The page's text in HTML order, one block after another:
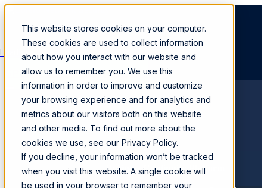
This website stores cookies on your computer.
These cookies are used to collect information
about how you interact with our website and
allow us to remember you. We use this
information in order to improve and customize
your browsing experience and for analytics and
metrics about our visitors both on this website
and other media. To find out more about the
cookies we use, see our Privacy Policy.
If you decline, your information won’t be tracked
when you visit this website. A single cookie will
be used in your browser to remember your
SPEAK WITH A SPECIALIST
Products
SmartWall ONE™
CORE
Solutions
Business Continuity Platform